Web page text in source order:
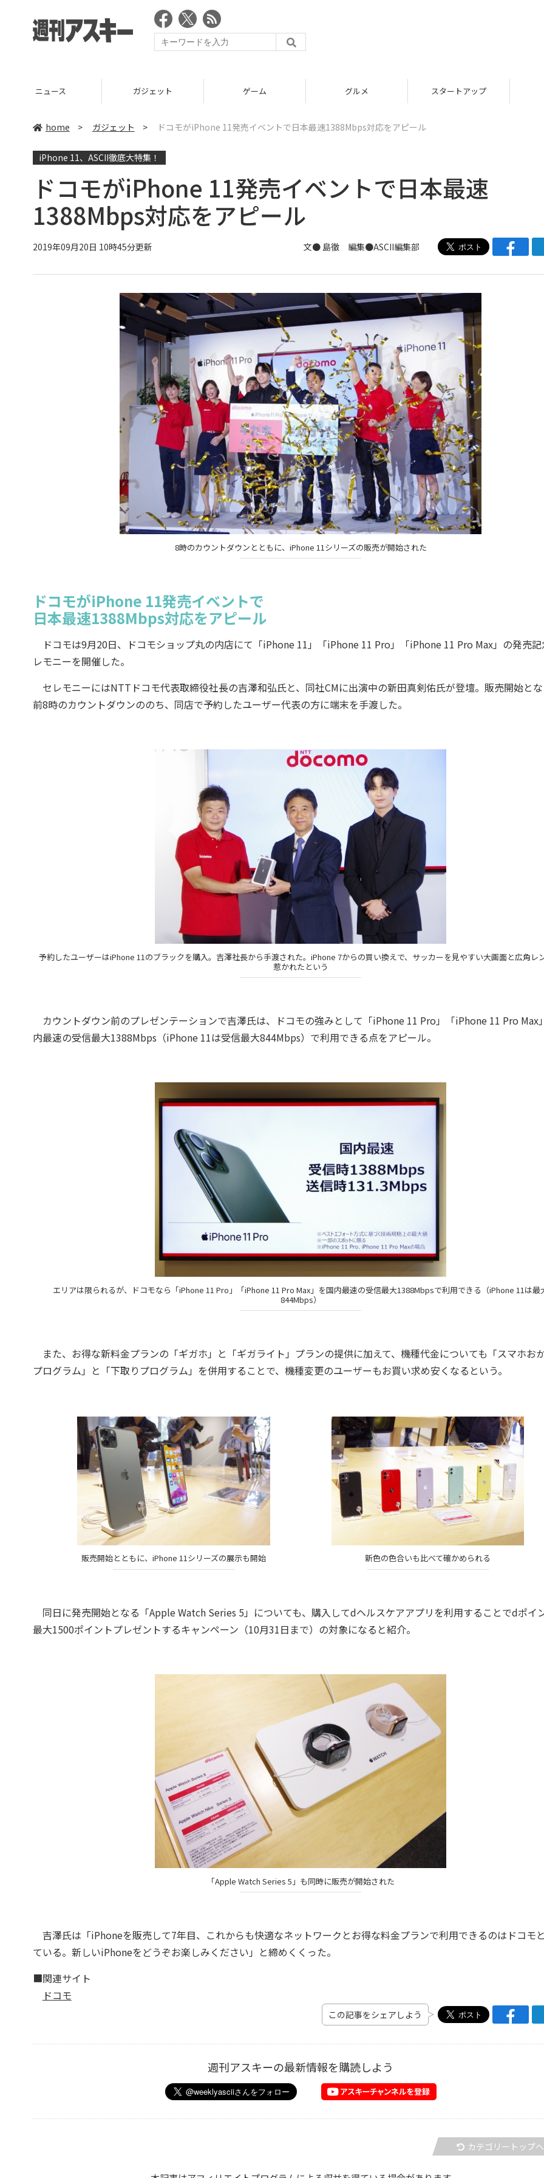
ニュース ガジェット ゲーム グルメ スタートアップ
home > ガジェット > ドコモがiPhone 11発売イベントで日本最速1388Mbps対応をアピール
iPhone 11、ASCII徹底大特集！
ドコモがiPhone 11発売イベントで日本最速
1388Mbps対応をアピール
2019年09月20日 10時45分更新 文● 島徹 編集●ASCII編集部
8時のカウントダウンとともに、iPhone 11シリーズの販売が開始された
ドコモがiPhone 11発売イベントで
日本最速1388Mbps対応をアピール
ドコモは9月20日、ドコモショップ丸の内店にて「iPhone 11」「iPhone 11 Pro」「iPhone 11 Pro Max」の発売記
レモニーを開催した。
セレモニーにはNTTドコモ代表取締役社長の吉澤和弘氏と、同社CMに出演中の新田真剣佑氏が登壇。販売開始と
前8時のカウントダウンののち、同店で予約したユーザー代表の方に端末を手渡した。
予約したユーザーはiPhone 11のブラックを購入。吉澤社長から手渡された。iPhone 7からの買い換えで、サッカーを見やすい大画面と広角レ
惹かれたという
カウントダウン前のプレゼンテーションで吉澤氏は、ドコモの強みとして「iPhone 11 Pro」「iPhone 11 Pro Max
内最速の受信最大1388Mbps（iPhone 11は受信最大844Mbps）で利用できる点をアピール。
エリアは限られるが、ドコモなら「iPhone 11 Pro」「iPhone 11 Pro Max」を国内最速の受信最大1388Mbpsで利用できる（iPhone 11は最
844Mbps）
また、お得な新料金プランの「ギガホ」と「ギガライト」プランの提供に加えて、機種代金についても「スマホお
プログラム」と「下取りプログラム」を併用することで、機種変更のユーザーもお買い求め安くなるという。
販売開始とともに、iPhone 11シリーズの展示も開始 新色の色合いも比べて確かめられる
同日に発売開始となる「Apple Watch Series 5」についても、購入してdヘルスケアアプリを利用することでdポイ
最大1500ポイントプレゼントするキャンペーン（10月31日まで）の対象になると紹介。
「Apple Watch Series 5」も同時に販売が開始された
吉澤氏は「iPhoneを販売して7年目、これからも快適なネットワークとお得な料金プランで利用できるのはドコモ
ている。新しいiPhoneをどうぞお楽しみください」と締めくくった。
■関連サイト
ドコモ
この記事をシェアしよう
週刊アスキーの最新情報を購読しよう
カテゴリートップへ